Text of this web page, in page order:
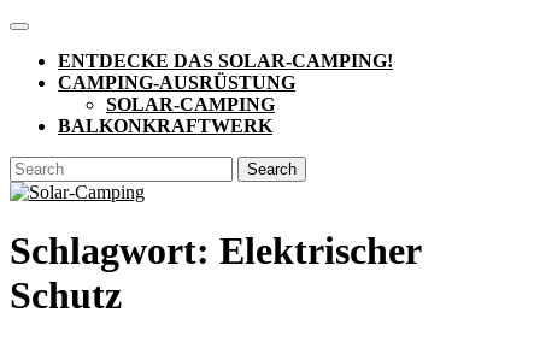
Skip
content
Open
ButtonENTDECKE DAS SOLAR-CAMPING!
CAMPING-AUSRÜSTUNG
SOLAR-CAMPING
BALKONKRAFTWERK
CLOSE
BUTTON
Search
for:
Schlagwort: Elektrischer
Schutz